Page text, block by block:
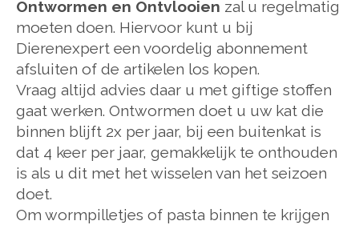
Ontwormen en Ontvlooien zal u regelmatig
moeten doen. Hiervoor kunt u bij
Dierenexpert een voordelig abonnement
afsluiten of de artikelen los kopen.
Vraag altijd advies daar u met giftige stoffen
gaat werken. Ontwormen doet u uw kat die
binnen blijft 2x per jaar, bij een buitenkat is
dat 4 keer per jaar, gemakkelijk te onthouden
is als u dit met het wisselen van het seizoen
doet.
Om wormpilletjes of pasta binnen te krijgen